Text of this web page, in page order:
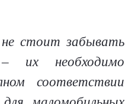
стоит забывать
их необходимо
соответствии